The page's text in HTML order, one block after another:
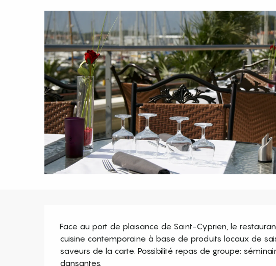
Description
Face au port de plaisance de Saint-Cyprien, le
cuisine contemporaine à base de produits locaux de
saveurs de la carte. Possibilité repas de groupe:
dansantes.